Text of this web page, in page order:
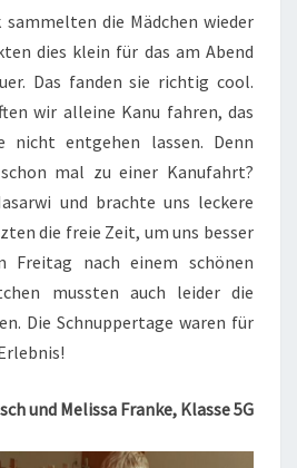
E
sammelten die Mädchen wieder
dies klein für das am Abend
Das fanden sie richtig cool.
wir alleine Kanu fahren, das
nicht entgehen lassen. Denn
mal zu einer Kanufahrt?
und brachte uns leckere
die freie Zeit, um uns besser
Freitag nach einem schönen
mussten auch leider die
Die Schnuppertage waren für
und Melissa Franke, Klasse 5G